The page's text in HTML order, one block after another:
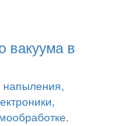
вакуума в
напыления,